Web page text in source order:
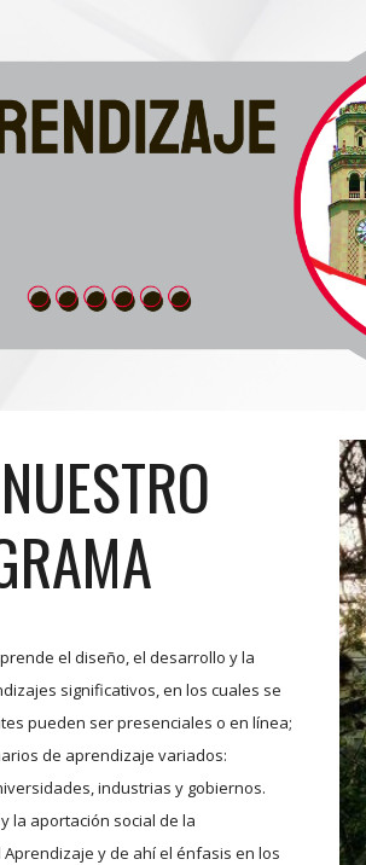
el diseño, el desarrollo y la
significativos, en los cuales se
pueden ser presenciales o en línea;
de aprendizaje variados:
industrias y gobiernos.
la aportación social de la
y de ahí el énfasis en los